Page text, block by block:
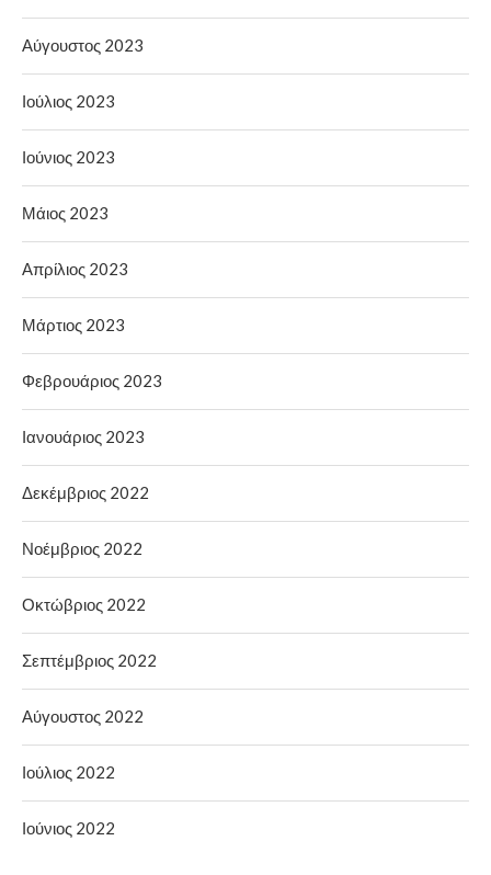
Αύγουστος 2023
Ιούλιος 2023
Ιούνιος 2023
Μάιος 2023
Απρίλιος 2023
Μάρτιος 2023
Φεβρουάριος 2023
Ιανουάριος 2023
Δεκέμβριος 2022
Νοέμβριος 2022
Οκτώβριος 2022
Σεπτέμβριος 2022
Αύγουστος 2022
Ιούλιος 2022
Ιούνιος 2022